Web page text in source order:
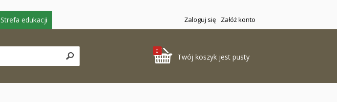
Strefa edukacji Zaloguj się Załóż konto
0
Twój koszyk jest pusty